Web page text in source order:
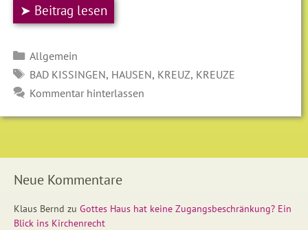
➤ Beitrag lesen
Kategorien
Allgemein
SCHLAGWÖRTER
BAD KISSINGEN, HAUSEN, KREUZ, KREUZE
Kommentar hinterlassen
Neue Kommentare
Klaus Bernd zu Gottes Haus hat keine Zugangsbeschränkung? Ein
Blick ins Kirchenrecht